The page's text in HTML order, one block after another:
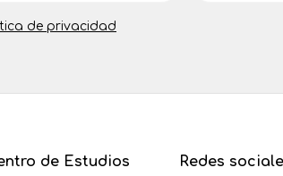
de privacidad
de Estudios
Redes